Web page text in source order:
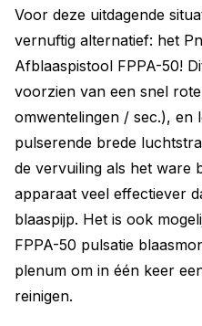
Voor deze uitdagende
vernuftig alternatief: het
Afblaaspistool FPPA-50!
voorzien van een snel
omwentelingen / sec.), en
pulserende brede
de vervuiling als het ware
apparaat veel effectiever
blaaspijp. Het is ook
FPPA-50 pulsatie
plenum om in één keer
reinigen.